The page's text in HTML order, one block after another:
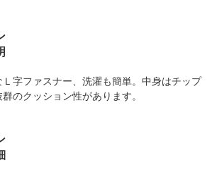
字ファスナー、洗濯も簡単。中身はチップ
のクッション性があります。